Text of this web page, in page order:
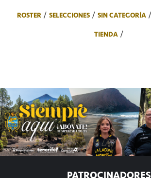
ROSTER
SELECCIONES SIN CATEGORÍA
TIENDA